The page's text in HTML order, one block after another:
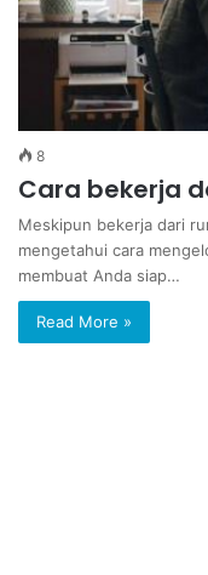
8
Cara bekerja
Meskipun bekerja dari
mengetahui cara
membuat Anda siap…
Read More »